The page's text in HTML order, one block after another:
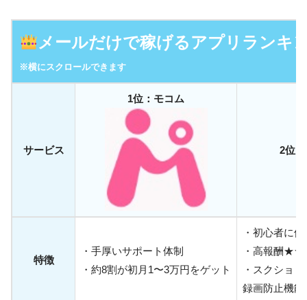
メールだけで稼げるアプリランキ
※横にスクロールできます
サービス
1位：モコム
2位
特徴
・手厚いサポート体制
・約8割が初月1〜3万円をゲット
・初心者に
・高報酬
・スクショ＆
録画防止機能